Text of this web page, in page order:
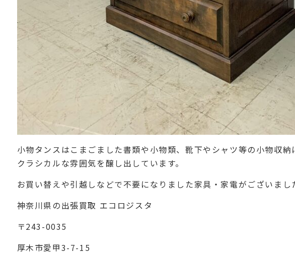
小物タンスはこまごました書類や小物類、靴下やシャツ等の小物収
クラシカルな雰囲気を醸し出しています。
お買い替えや引越しなどで不要になりました家具・家電がございま
神奈川県の出張買取 エコロジスタ
〒243-0035
厚木市愛甲3-7-15